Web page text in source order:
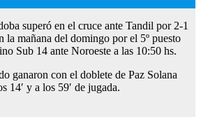
superó en el cruce ante Tandil por 2-1
la mañana del domingo por el 5º puesto
Sub 14 ante Noroeste a las 10:50 hs.
ganaron con el doblete de Paz Solana
14′ y a los 59′ de jugada.